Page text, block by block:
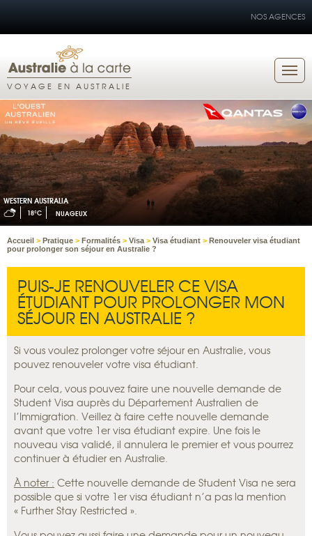
NOS AGENCES
VOYAGE EN AUSTRALIE
WESTERN AUSTRALIA
18°C NUAGEUX
Accueil > Pratique > Formalités > Visa > Visa étudiant > Renouveler visa étudiant
pour prolonger son séjour en Australie ?
PUIS-JE RENOUVELER CE VISA
ÉTUDIANT POUR PROLONGER MON
SÉJOUR EN AUSTRALIE ?
Si vous voulez prolonger votre séjour en Australie, vous
pouvez renouveler votre visa étudiant.
Pour cela, vous pouvez faire une nouvelle demande de
Student Visa auprès du Département Australien de
l’Immigration. Veillez à faire cette nouvelle demande
avant que votre 1er visa étudiant expire. Une fois le
nouveau visa validé, il annulera le premier et vous pourrez
continuer à étudier en Australie.
À noter : Cette nouvelle demande de Student Visa ne sera
possible que si votre 1er visa étudiant n’a pas la mention
« Further Stay Restricted ».